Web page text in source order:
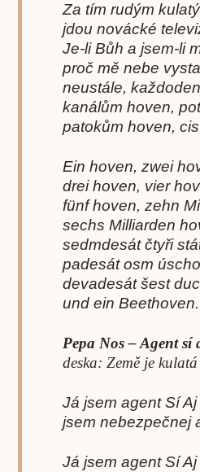
Za tím rudým
jdou novácké
Je-li Bůh a jsem-li
proč mě nebe
neustále,
kanálům hoven,
patokům hoven,
Ein hoven, zwei
drei hoven, vier
fünf hoven, zehn
sechs Milliarden
sedmdesát čtyři
padesát osm
devadesát šest
und ein Beethoven.
Pepa Nos – Agent sí
deska: Země je kulatá
Já jsem agent Sí Aj
jsem nebezpečnej
Já jsem agent Sí Aj